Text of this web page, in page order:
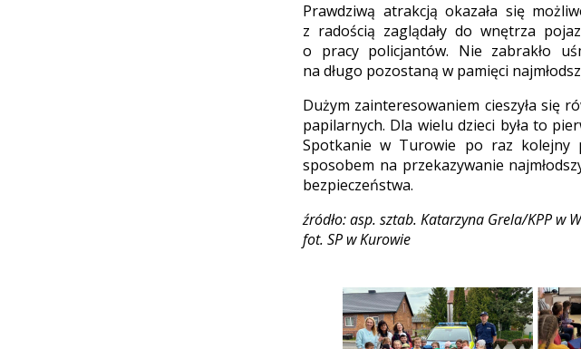
Prawdziwą atrakcją okazała się
z radością zaglądały do wnętrza
o pracy policjantów. Nie zabrakło
na długo pozostaną w pamięci
Dużym zainteresowaniem cieszyła się
papilarnych. Dla wielu dzieci była to
Spotkanie w Turowie po raz kolejny
sposobem na przekazywanie
bezpieczeństwa.
źródło: asp. sztab. Katarzyna Grela/KPP w
fot. SP w Kurowie